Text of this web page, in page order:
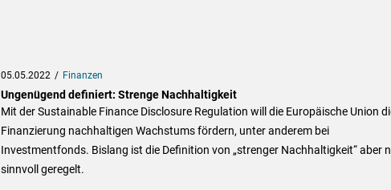
05.05.2022 Finanzen
Ungenügend definiert: Strenge Nachhaltigkeit
Mit der Sustainable Finance Disclosure Regulation will die Europäische Union
Finanzierung nachhaltigen Wachstums fördern, unter anderem bei
Investmentfonds. Bislang ist die Definition von „strenger Nachhaltigkeit“ aber
sinnvoll geregelt.